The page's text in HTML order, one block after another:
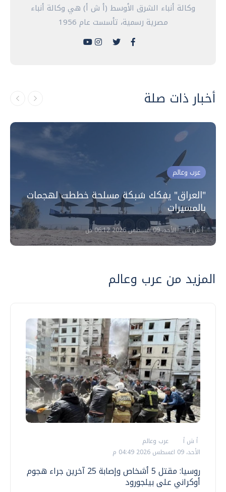
وكالة أنباء الشرق الأوسط (أ ش أ) هي وكالة أنباء
مصرية رسمية، تأسست عام 1956
أخبار ذات صلة
عرب وعالم
"العراق" يفكك شبكة مسلحة خططت لهجمات
بالمسيرات
أ ش أ الأحد، 09 اغسطس 2026 06:12 ص
المزيد من عرب وعالم
أ ش أ
عرب وعالم
الأحد، 09 اغسطس 2026 04:49 م
روسيا: مقتل 5 أشخاص وإصابة 25 آخرين جراء هجوم
أوكراني على بيلجورود